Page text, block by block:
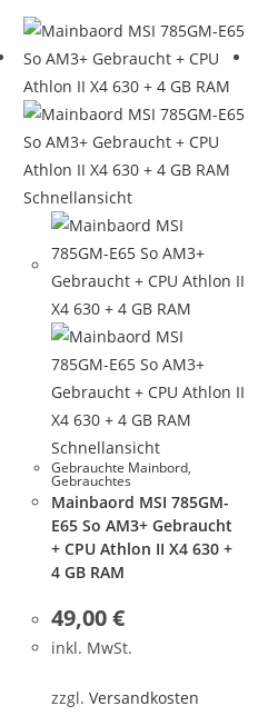
Schnellansicht
Schnellansicht
Gebrauchte Mainbord,
Gebrauchtes
Mainbaord MSI 785GM-
E65 So AM3+ Gebraucht
+ CPU Athlon II X4 630 +
4 GB RAM
49,00€
inkl. MwSt.
zzgl.Versandkosten